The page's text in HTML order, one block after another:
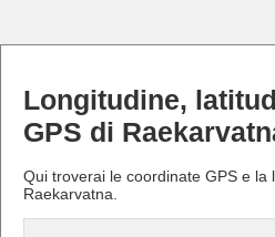
Longitudine,
GPS di
Qui troverai le coordinate GPS e la
Raekarvatna.